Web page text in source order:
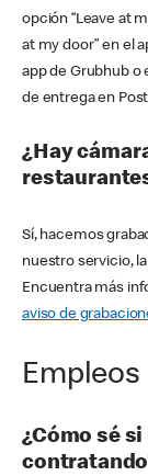
opción “Leave at
at my door” en el
app de Grubhub o
de entrega en
¿Hay
Sí, hacemos
nuestro servicio,
Encuentra más
aviso de
Empleos
¿Cómo sé